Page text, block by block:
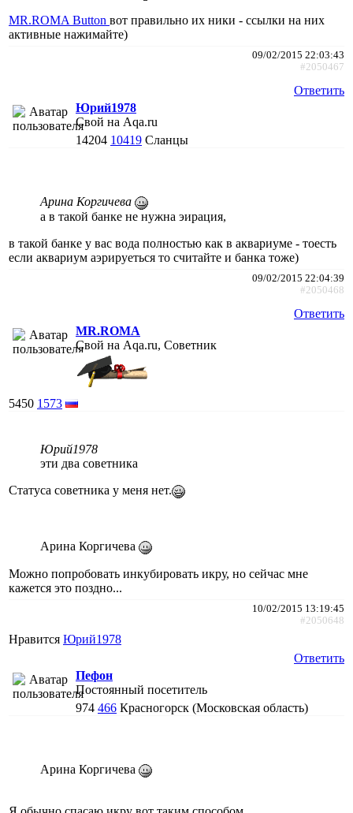
MR.ROMA Button вот правильно их ники - ссылки на них
активные нажимайте)
09/02/2015 22:03:43
#2050467
Ответить
Юрий1978
Свой на Aqa.ru
14204 10419 Сланцы
Арина Коргичева
а в такой банке не нужна эирация,
в такой банке у вас вода полностью как в аквариуме - тоесть
если аквариум аэрируеться то считайте и банка тоже)
09/02/2015 22:04:39
#2050468
Ответить
MR.ROMA
Свой на Aqa.ru, Советник
5450 1573
Юрий1978
эти два советника
Статуса советника у меня нет.
Арина Коргичева
Можно попробовать инкубировать икру, но сейчас мне
кажется это поздно...
10/02/2015 13:19:45
#2050648
Нравится Юрий1978
Ответить
Пефон
Постоянный посетитель
974 466 Красногорск (Московская область)
Арина Коргичева